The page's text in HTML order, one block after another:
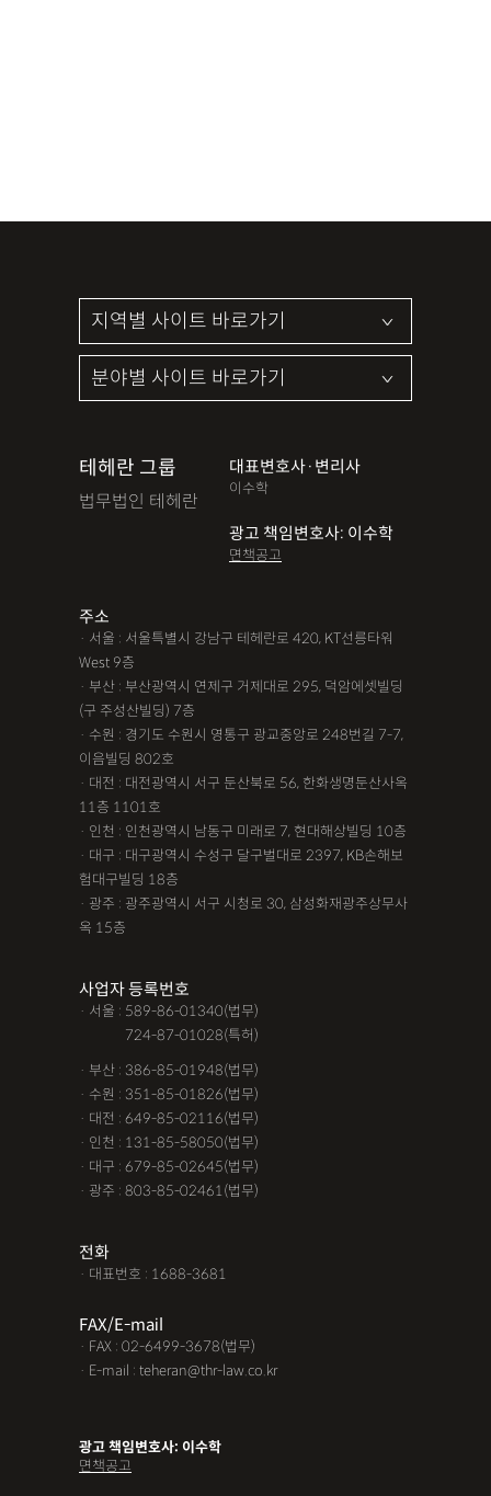
테헤란 그룹
법무법인 테헤란
대표변호사·변리사
이수학
광고 책임변호사: 이수학
면책공고
주소
· 서울 : 서울특별시 강남구 테헤란로 420, KT선릉타워
West 9층
· 부산 : 부산광역시 연제구 거제대로 295, 덕암에셋빌딩
(구 주성산빌딩) 7층
· 수원 : 경기도 수원시 영통구 광교중앙로 248번길 7-7,
이음빌딩 802호
· 대전 : 대전광역시 서구 둔산북로 56, 한화생명둔산사옥
11층 1101호
· 인천 : 인천광역시 남동구 미래로 7, 현대해상빌딩 10층
· 대구 : 대구광역시 수성구 달구벌대로 2397, KB손해보
험대구빌딩 18층
· 광주 : 광주광역시 서구 시청로 30, 삼성화재광주상무사
옥 15층
사업자 등록번호
· 서울 : 589-86-01340(법무)
724-87-01028(특허)
· 부산 : 386-85-01948(법무)
· 수원 : 351-85-01826(법무)
· 대전 : 649-85-02116(법무)
· 인천 : 131-85-58050(법무)
· 대구 : 679-85-02645(법무)
· 광주 : 803-85-02461(법무)
전화
· 대표번호 : 1688-3681
FAX/E-mail
· FAX : 02-6499-3678(법무)
· E-mail : teheran@thr-law.co.kr
광고 책임변호사: 이수학
면책공고